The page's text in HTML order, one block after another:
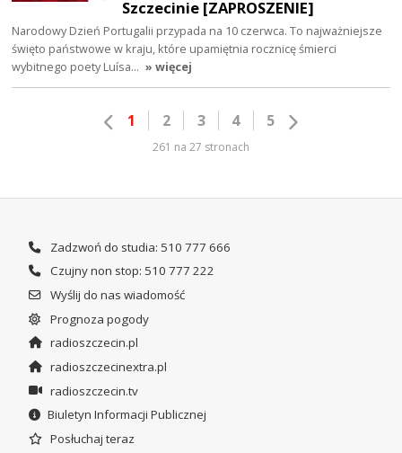
Szczecinie [ZAPROSZENIE]
Narodowy Dzień Portugalii przypada na 10 czerwca. To najważniejsze
święto państwowe w kraju, które upamiętnia rocznicę śmierci
wybitnego poety Luísa… » więcej
1 2 3 4 5
261 na 27 stronach
Zadzwoń do studia: 510 777 666
Czujny non stop: 510 777 222
Wyślij do nas wiadomość
Prognoza pogody
radioszczecin.pl
radioszczecinextra.pl
radioszczecin.tv
Biuletyn Informacji Publicznej
Posłuchaj teraz